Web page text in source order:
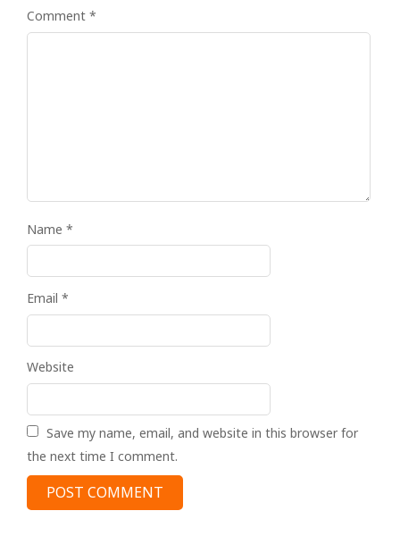
Comment *
Name *
Email *
Website
Save my name, email, and website in this browser for
the next time I comment.